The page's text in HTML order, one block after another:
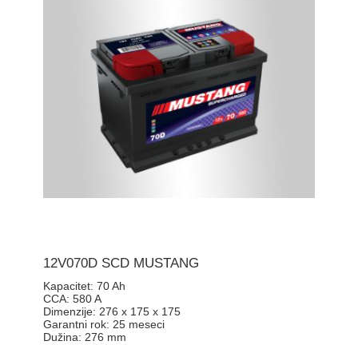
12V070D SCD MUSTANG
Kapacitet: 70 Ah
CCA: 580 A
Dimenzije: 276 x 175 x 175
Garantni rok: 25 meseci
Dužina: 276 mm